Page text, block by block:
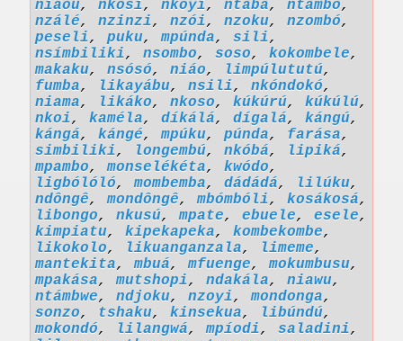
niaou, nkosi, nkoyi, ntaba, ntambo,
nzálé, nzinzi, nzói, nzoku, nzombó,
peseli, puku,mpúnda, sili,
nsímbiliki, nsombo, soso, kokombele,
makaku, nsósó, niáo, limpúlututú,
fumba, likayábu, nsili, nkóndokó,
niama, likáko, nkoso, kúkúrú, kúkúlú,
nkoi, kaméla, díkálá, dígalá, kángú,
kángá, kángé,mpúku, púnda, farása,
simbiliki, longembú, nkóbá, lipiká,
mpambo,monselékéta, kwódo,
ligbólóló,mombemba, dádádá, lilúku,
ndôngê,mondôngê,mbómbóli, kosákosá,
libongo, nkusú,mpate, ebuele, esele,
kimpiatu, kipekapeka, kombekombe,
likokolo, likuanganzala, limeme,
mantekita,mbuá,mfuenge,mokumbusu,
mpakása,mutshopi, ndakála, niawu,
ntámbwe, ndjoku, nzoyi,mondonga,
sonzo, tshaku, kinsekua, libúndú,
mokondó, lilangwá,mpíodi, saladini,